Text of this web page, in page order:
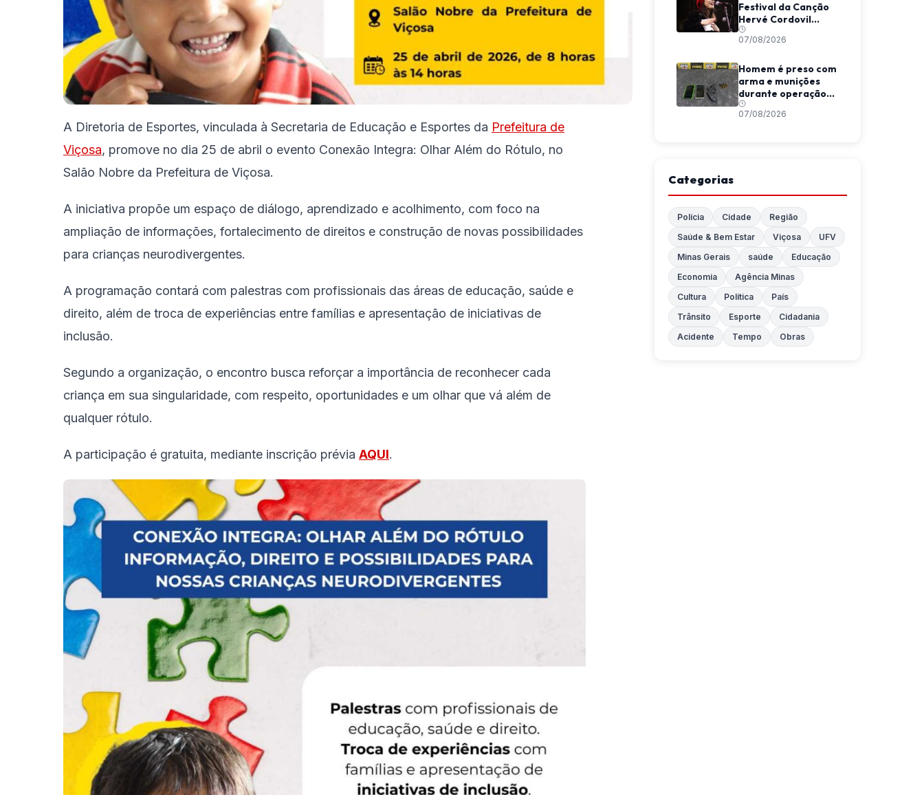
A Diretoria de Esportes, vinculada à Secretaria de Educação e Esportes da Prefeitura de
Viçosa, promove no dia 25 de abril o evento Conexão Integra: Olhar Além do Rótulo, no
Salão Nobre da Prefeitura de Viçosa.
A iniciativa propõe um espaço de diálogo, aprendizado e acolhimento, com foco na
ampliação de informações, fortalecimento de direitos e construção de novas possibilidades
para crianças neurodivergentes.
A programação contará com palestras com profissionais das áreas de educação, saúde e
direito, além de troca de experiências entre famílias e apresentação de iniciativas de
inclusão.
Segundo a organização, o encontro busca reforçar a importância de reconhecer cada
criança em sua singularidade, com respeito, oportunidades e um olhar que vá além de
qualquer rótulo.
A participação é gratuita, mediante inscrição prévia AQUI.
Festival da Canção
Hervé Cordovil
neste fim de semana
07/08/2026
Homem é preso com
arma e munições
durante operação
da Polícia Militar em
Araponga
07/08/2026
Categorias
Polícia Cidade
Região
Saúde & Bem Estar
Viçosa
UFV
Minas Gerais
saúde
Educação
Economia
Agência Minas
Cultura
Política
País
Trânsito
Esporte
Cidadania
Acidente
Tempo Obras